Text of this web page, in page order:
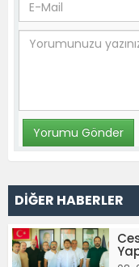
DİĞER HABERLER